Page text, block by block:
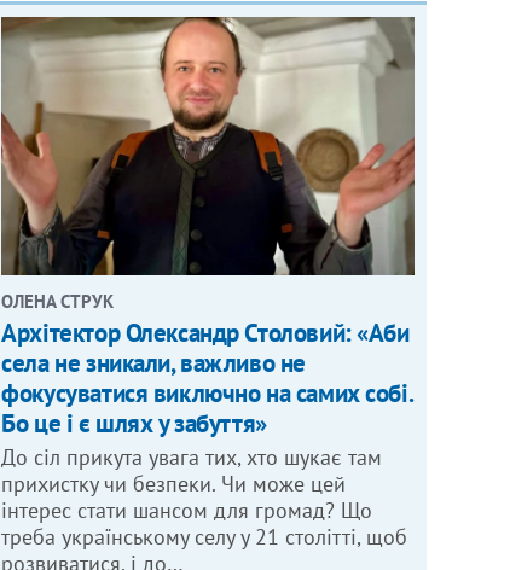
ОЛЕНА СТРУК
Архітектор Олександр Столовий: «Аби
села не зникали, важливо не
фокусуватися виключно на самих собі.
Бо це і є шлях у забуття»
До сіл прикута увага тих, хто шукає там
прихистку чи безпеки. Чи може цей
інтерес стати шансом для громад? Що
треба українському селу у 21 столітті, щоб
розвиватися, і до…